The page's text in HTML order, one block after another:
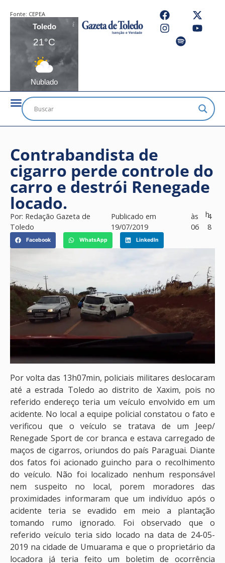
Fonte: CEPEA
Toledo
21°C
Nublado
Contrabandista de
cigarro perde controle do
carro e destrói Renegade
locado.
Por: Redação Gazeta de
Toledo
Publicado em
19/07/2019
às
06
h4
8
Facebook WhatsApp LinkedIn
Por volta das 13h07min, policiais militares deslocaram
até a estrada Toledo ao distrito de Xaxim, pois no
referido endereço teria um veículo envolvido em um
acidente. No local a equipe policial constatou o fato e
verificou que o veículo se tratava de um Jeep/
Renegade Sport de cor branca e estava carregado de
maços de cigarros, oriundos do país Paraguai. Diante
dos fatos foi acionado guincho para o recolhimento
do veículo. Não foi localizado nenhum responsável
nem suspeito no local, porem moradores das
proximidades informaram que um indivíduo após o
acidente teria se evadido em meio a plantação
tomando rumo ignorado. Foi observado que o
referido veículo teria sido locado na data de 24-05-
2019 na cidade de Umuarama e que o proprietário da
locadora já teria feito um boletim de ocorrência